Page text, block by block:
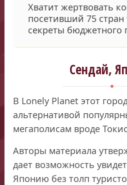
Хватит жертвовать
посетивший 75 стран
секреты бюджетного
Сендай,
В Lonely Planet этот
альтернативой
мегаполисам вроде
Авторы материала
дает возможность
Японию без толп